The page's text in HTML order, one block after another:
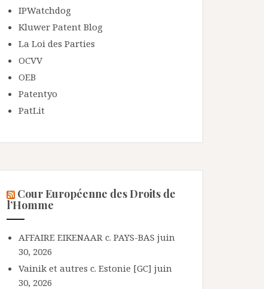
IPWatchdog
Kluwer Patent Blog
La Loi des Parties
OCVV
OEB
Patentyo
PatLit
Cour Européenne des Droits de
l’Homme
AFFAIRE EIKENAAR c. PAYS-BAS juin
30, 2026
Vainik et autres c. Estonie [GC] juin
30, 2026